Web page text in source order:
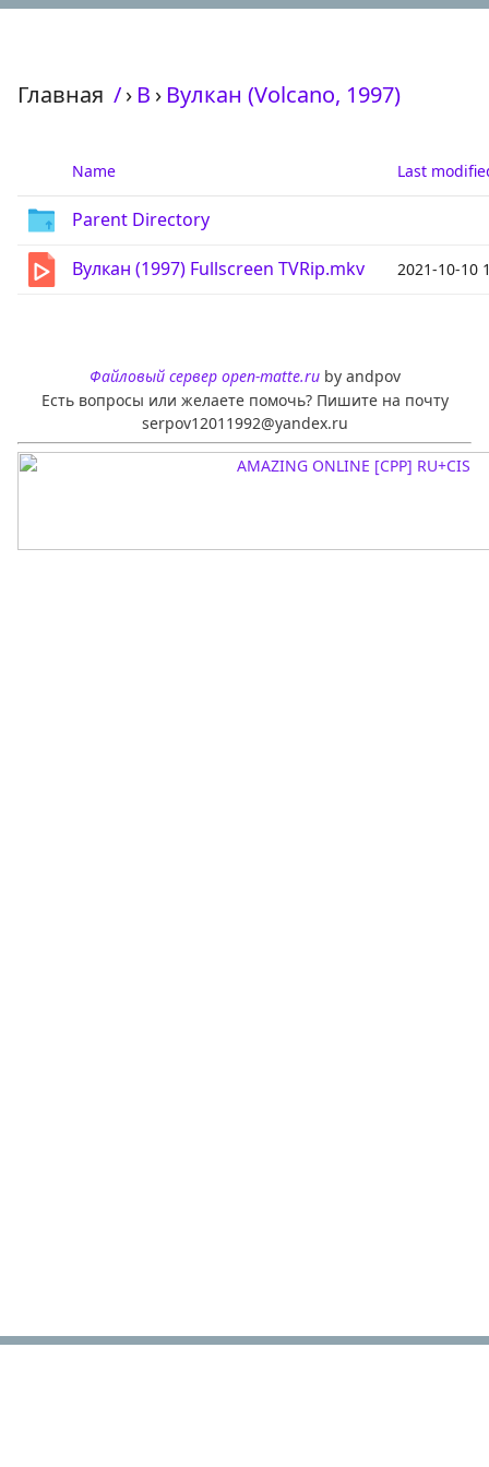
Главная /› В › Вулкан (Volcano, 1997)
Name Last
Parent Directory
Вулкан (1997) Fullscreen TVRip.mkv 2021-10-10
Файловый сервер open-matte.ruby andpov
Есть вопросы или желаете помочь? Пишите на почту
serpov12011992@yandex.ru